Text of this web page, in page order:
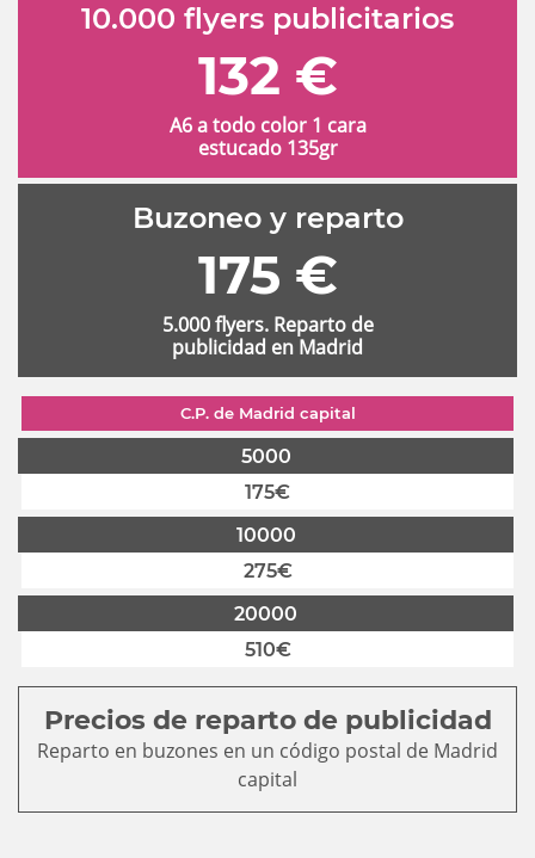
10.000 flyers publicitarios
132 €
A6 a todo color 1 cara
estucado 135gr
Buzoneo y reparto
175 €
5.000 flyers. Reparto de
publicidad en Madrid
C.P. de Madrid capital
5000
175€
10000
275€
20000
510€
Precios de reparto de publicidad
Reparto en buzones en un código postal de Madrid
capital